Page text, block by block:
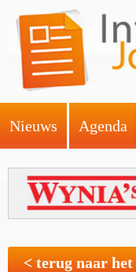
Nieuws Agenda
< terug naar